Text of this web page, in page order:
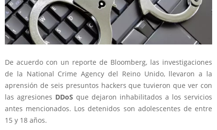
De acuerdo con un reporte de Bloomberg, las investigaciones
de la National Crime Agency del Reino Unido, llevaron a la
aprensión de seis presuntos hackers que tuvieron que ver con
las agresiones DDoS que dejaron inhabilitados a los servicios
antes mencionados. Los detenidos son adolescentes de entre
15 y 18 años.